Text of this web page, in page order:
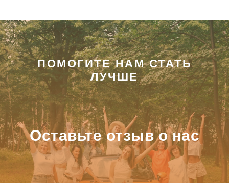
ПОМОГИТЕ НАМ СТАТЬ
ЛУЧШЕ
Оставьте отзыв о нас